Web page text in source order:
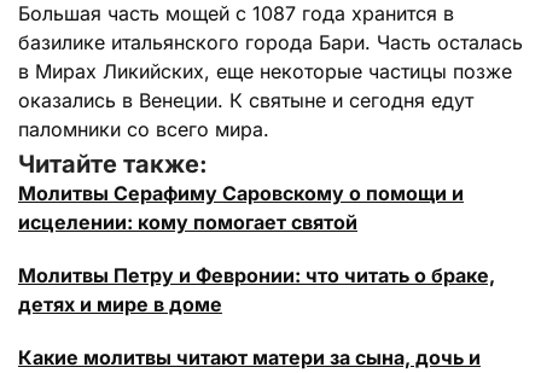
Большая часть мощей с 1087 года хранится в
базилике итальянского города Бари. Часть осталась
в Мирах Ликийских, еще некоторые частицы позже
оказались в Венеции. К святыне и сегодня едут
паломники со всего мира.
Читайте также:
Молитвы Серафиму Саровскому о помощи и
исцелении: кому помогает святой
Молитвы Петру и Февронии: что читать о браке,
детях и мире в доме
Какие молитвы читают матери за сына, дочь и